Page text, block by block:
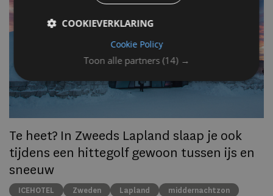
Te heet? In Zweeds Lapland slaap je ook
tijdens een hittegolf gewoon tussen ijs en
sneeuw
ICEHOTEL Zweden Lapland
middernachtzon
Toon alle partners (14) →
COOKIEVERKLARING
Cookie Policy